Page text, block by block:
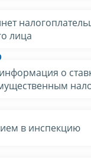
лица
о
в инспекцию